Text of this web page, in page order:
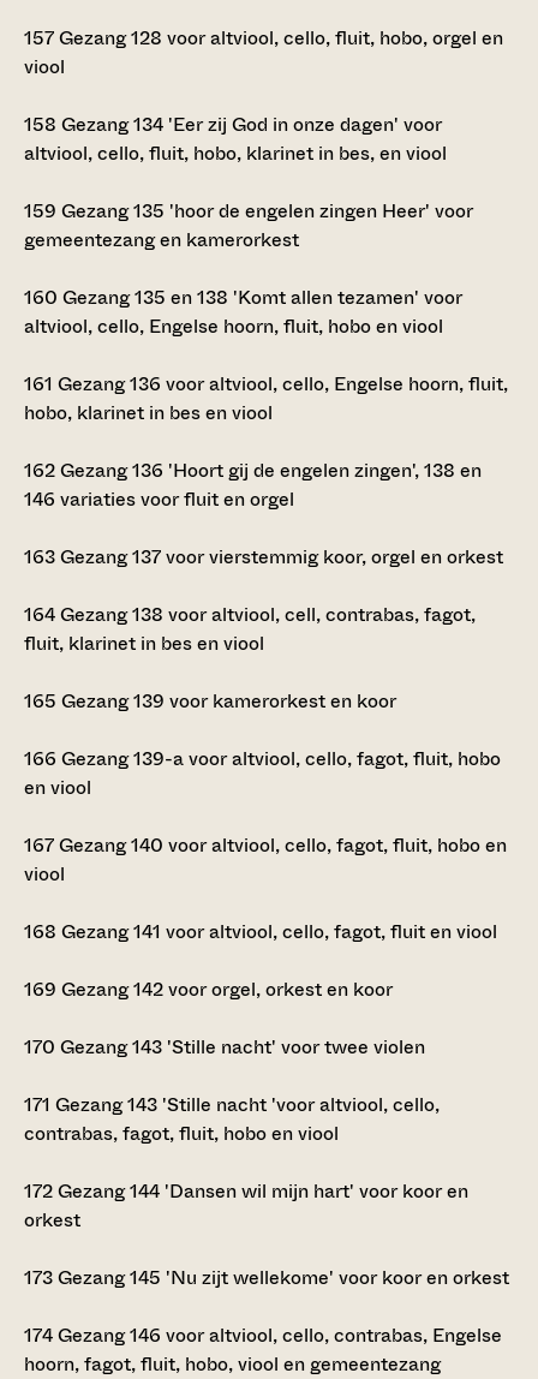
157Gezang 128 voor altviool, cello, fluit, hobo, orgel en
viool
158 Gezang 134 'Eer zij God in onze dagen' voor
altviool, cello, fluit, hobo, klarinet in bes, en viool
159 Gezang 135 'hoor de engelen zingen Heer' voor
gemeentezang en kamerorkest
160 Gezang 135 en 138 'Komt allen tezamen' voor
altviool, cello, Engelse hoorn, fluit, hobo en viool
161 Gezang 136 voor altviool, cello, Engelse hoorn, fluit,
hobo, klarinet in bes en viool
162Gezang 136 'Hoort gij de engelen zingen', 138 en
146 variaties voor fluit en orgel
163Gezang 137 voor vierstemmig koor, orgel en orkest
164Gezang 138 voor altviool, cell, contrabas, fagot,
fluit, klarinet in bes en viool
165 Gezang 139 voor kamerorkest en koor
166 Gezang 139-a voor altviool, cello, fagot, fluit, hobo
en viool
167Gezang 140 voor altviool, cello, fagot, fluit, hobo en
viool
168 Gezang 141 voor altviool, cello, fagot, fluit en viool
169 Gezang 142 voor orgel, orkest en koor
170 Gezang 143 'Stille nacht' voor twee violen
171 Gezang 143 'Stille nacht 'voor altviool, cello,
contrabas, fagot, fluit, hobo en viool
172Gezang 144 'Dansen wil mijn hart' voor koor en
orkest
173Gezang 145 'Nu zijt wellekome' voor koor en orkest
174Gezang 146 voor altviool, cello, contrabas, Engelse
hoorn, fagot, fluit, hobo, viool en gemeentezang